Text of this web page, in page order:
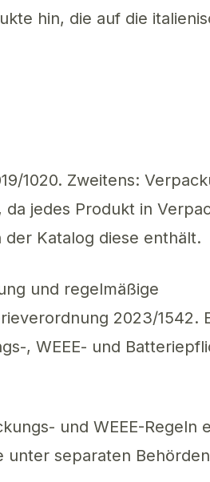
hin, die auf die
1020. Zweitens:
jedes Produkt in
Katalog diese enthält.
und regelmäßige
2023/1542.
, WEEE- und
und WEEE-Regeln
unter separaten